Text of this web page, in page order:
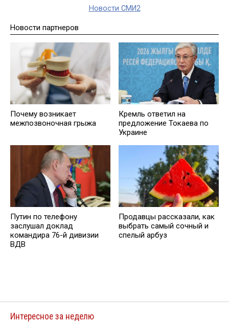
Новости СМИ2
Новости партнеров
Почему возникает
межпозвоночная грыжа
Кремль ответил на
предложение Токаева по
Украине
Путин по телефону
заслушал доклад
командира 76-й дивизии
ВДВ
Продавцы рассказали, как
выбрать самый сочный и
спелый арбуз
Интересное за неделю